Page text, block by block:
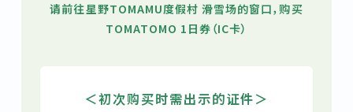
请前往星野TOMAMU度假村 滑雪场的窗口，购买
TOMATOMO 1日券（IC卡）
＜初次购买时需出示的证件＞